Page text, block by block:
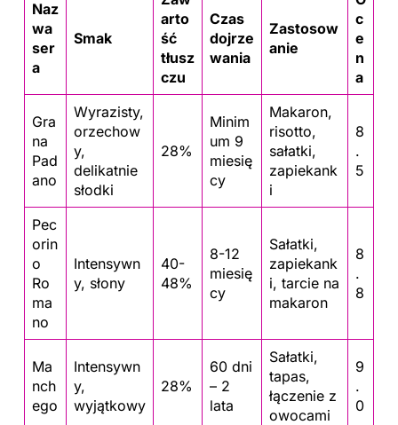
Naz
wa
ser
a
Smak
arto
ść
tłusz
czu
Czas
dojrze
wania
Zastosow
anie
c
e
n
a
Gra
na
Pad
ano
Wyrazisty,
orzechow
y,
delikatnie
słodki
28%
Minim
um 9
miesię
cy
Makaron,
risotto,
sałatki,
zapiekank
i
8
.
5
Pec
orin
o
Ro
ma
no
Intensywn
y, słony
40-
48%
8-12
miesię
cy
Sałatki,
zapiekank
i, tarcie na
makaron
8
.
8
Ma
nch
ego
Intensywn
y,
wyjątkowy
28%
60 dni
– 2
lata
Sałatki,
tapas,
łączenie z
owocami
9
.
0